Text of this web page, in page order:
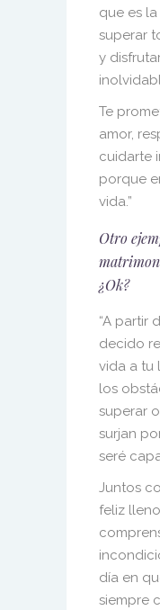
que es
superar
y
Te
amor,
cuidarte
porque
vida.”
Otro
¿Ok?
“A partir
decido
vida a tu
los
superar
surjan
seré
Juntos
feliz
día en
siempre